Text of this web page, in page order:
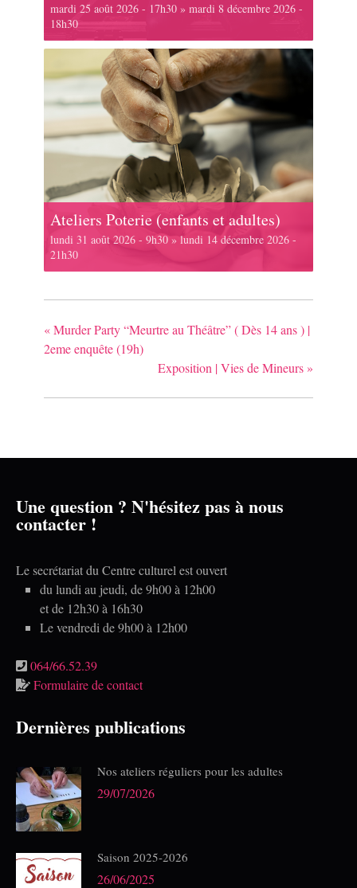
mardi 25 août 2026 - 17h30 » mardi 8 décembre 2026 -
18h30
Ateliers Poterie (enfants et adultes)
lundi 31 août 2026 - 9h30 » lundi 14 décembre 2026 -
21h30
«Murder Party “Meurtre au Théâtre” ( Dès 14 ans ) |
2eme enquête (19h)
Exposition | Vies de Mineurs »
Une question ? N'hésitez pas à nous
contacter !
Le secrétariat du Centre culturel est ouvert
du lundi au jeudi, de 9h00 à 12h00
et de 12h30 à 16h30
Le vendredi de 9h00 à 12h00
064/66.52.39
Formulaire de contact
Dernières publications
Nos ateliers réguliers pour les adultes
29/07/2026
Saison 2025-2026
26/06/2025